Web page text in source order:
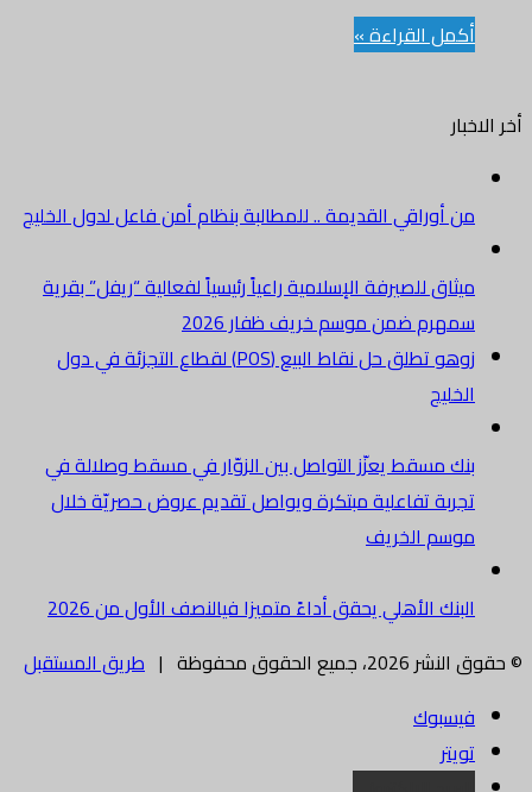
أكمل القراءة »
أخر الاخبار
من أوراقي القديمة .. للمطالبة بنظام أمن فاعل لدول الخليج
ميثاق للصيرفة الإسلامية راعياً رئيسياً لفعالية “ريفل” بقرية
سمهرم ضمن موسم خريف ظفار 2026
زوهو تطلق حل نقاط البيع (POS) لقطاع التجزئة في دول
الخليج
بنك مسقط يعزّز التواصل بين الزوّار في مسقط وصلالة في
تجربة تفاعلية مبتكرة ويواصل تقديم عروض حصريّة خلال
موسم الخريف
البنك الأهلي يحقق أداءً متميزا فيالنصف الأول من 2026
© حقوق النشر 2026، جميع الحقوق محفوظة |
طريق المستقبل
فيسبوك
تويتر